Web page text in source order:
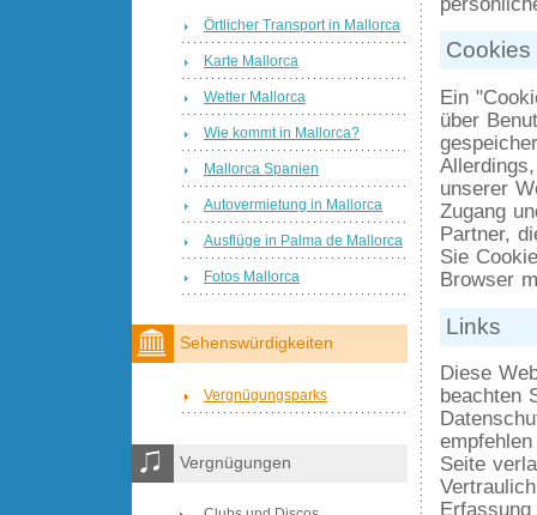
Cookies
Ein
über
unserer
Zugang
Partner,
Sie
Browser
Links
Diese
beachten
Seite
Örtlicher Transport in Mallorca
Karte Mallorca
Wetter Mallorca
Wie kommt in Mallorca?
Mallorca Spanien
Autovermietung in Mallorca
Ausflüge in Palma de Mallorca
Fotos Mallorca
Sehenswürdigkeiten
Vergnügungsparks
Vergnügungen